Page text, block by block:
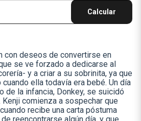
Calcular
con deseos de convertirse en
se ve forzado a dedicarse al
y a criar a su sobrinita, ya que
ella todavía era bebé. Un día
de la infancia, Donkey, se suicidó
comienza a sospechar que
recibe una carta póstuma